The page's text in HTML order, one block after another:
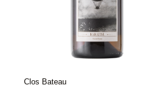
Clos Bateau